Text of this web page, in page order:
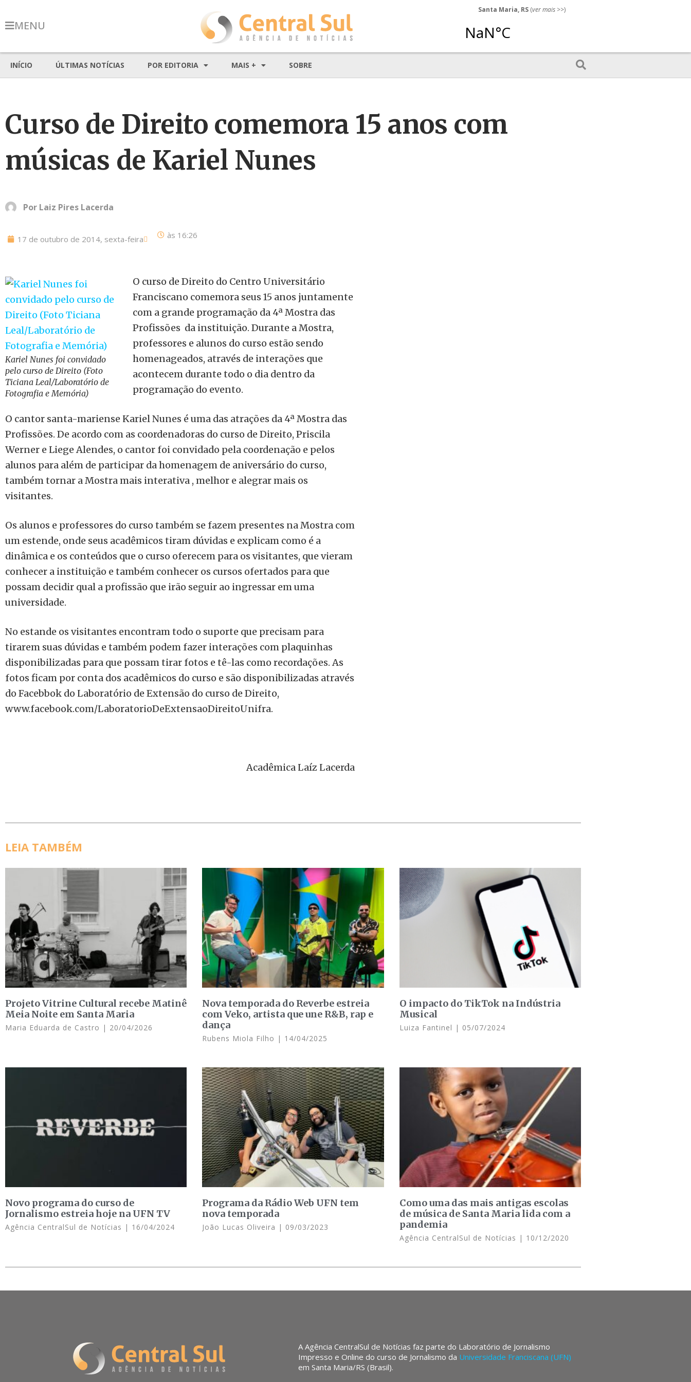
MENU
Santa Maria, RS (ver mais >>)
INÍCIO ÚLTIMAS NOTÍCIAS POR EDITORIA MAIS + SOBRE
Curso de Direito comemora 15 anos com
músicas de Kariel Nunes
Por Laiz Pires Lacerda
17 de outubro de 2014, sexta-feira às 16:26
Kariel Nunes foi convidado
pelo curso de Direito (Foto
Ticiana Leal/Laboratório de
Fotografia e Memória)
O curso de Direito do Centro Universitário
Franciscano comemora seus 15 anos juntamente
com a grande programação da 4ª Mostra das
Profissões da instituição. Durante a Mostra,
professores e alunos do curso estão sendo
homenageados, através de interações que
acontecem durante todo o dia dentro da
programação do evento.
O cantor santa-mariense Kariel Nunes é uma das atrações da 4ª Mostra das
Profissões. De acordo com as coordenadoras do curso de Direito, Priscila
Werner e Liege Alendes, o cantor foi convidado pela coordenação e pelos
alunos para além de participar da homenagem de aniversário do curso,
também tornar a Mostra mais interativa , melhor e alegrar mais os
visitantes.
Os alunos e professores do curso também se fazem presentes na Mostra com
um estende, onde seus acadêmicos tiram dúvidas e explicam como é a
dinâmica e os conteúdos que o curso oferecem para os visitantes, que vieram
conhecer a instituição e também conhecer os cursos ofertados para que
possam decidir qual a profissão que irão seguir ao ingressar em uma
universidade.
No estande os visitantes encontram todo o suporte que precisam para
tirarem suas dúvidas e também podem fazer interações com plaquinhas
disponibilizadas para que possam tirar fotos e tê-las como recordações. As
fotos ficam por conta dos acadêmicos do curso e são disponibilizadas através
do Facebbok do Laboratório de Extensão do curso de Direito,
www.facebook.com/LaboratorioDeExtensaoDireitoUnifra.
Acadêmica Laíz Lacerda
LEIA TAMBÉM
Projeto Vitrine Cultural recebe Matinê
Meia Noite em Santa Maria
Maria Eduarda de Castro 20/04/2026
Nova temporada do Reverbe estreia
com Veko, artista que une R&B, rap e
dança
Rubens Miola Filho 14/04/2025
O impacto do TikTok na Indústria
Musical
Luiza Fantinel 05/07/2024
Novo programa do curso de
Jornalismo estreia hoje na UFN TV
Agência CentralSul de Notícias 16/04/2024
Programa da Rádio Web UFN tem
nova temporada
João Lucas Oliveira 09/03/2023
Como uma das mais antigas escolas
de música de Santa Maria lida com a
pandemia
Agência CentralSul de Notícias 10/12/2020
A Agência CentralSul de Notícias faz parte do Laboratório de Jornalismo
Impresso e Online do curso de Jornalismo da Universidade Franciscana (UFN)
em Santa Maria/RS (Brasil).